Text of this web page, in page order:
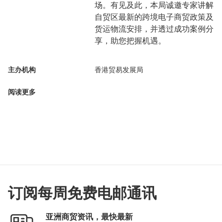
场。有见及此，本局诚邀专家讲解
自贸区最新的跨境电子商贸政策及
货运物流安排，并透过成功案例分
享，助您把握机遇。
主办机构 香港贸易发展局
阅读更多
订阅每周免费电邮通讯
亚洲商贸资讯，最快最新